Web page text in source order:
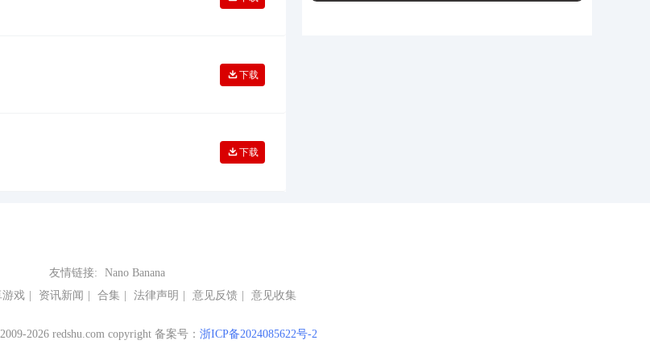
下载
下载
友情链接:
Nano Banana
游戏 | 资讯新闻 | 合集 | 法律声明 | 意见反馈 | 意见收集
2026 redshu.com copyright 备案号： 浙ICP备2024085622号-2